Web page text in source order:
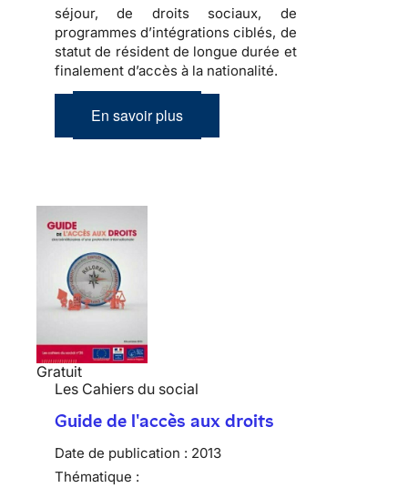
séjour, de droits sociaux, de
programmes d’intégrations ciblés, de
statut de résident de longue durée et
finalement d’accès à la nationalité.
En savoir plus
Gratuit
Les Cahiers du social
Guide de l'accès aux droits
Date de publication : 2013
Thématique :